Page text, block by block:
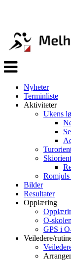
Veksle
navigasjon
Nyheter
Terminliste
Aktiviteter
Ukens
Bilder
Resultater
Opplæring
O-skolen
GPS i
Veiledere/